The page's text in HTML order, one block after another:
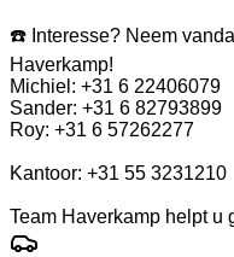
☎️ Interesse? Neem
Haverkamp!
Michiel: +31 6 22406079
Sander: +31 6 82793899
Roy: +31 6 57262277
Kantoor: +31 55 3231210
Team Haverkamp helpt u